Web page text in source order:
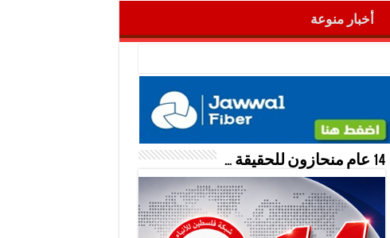
أخبار منوعة
14 عام منحازون للحقيقة …